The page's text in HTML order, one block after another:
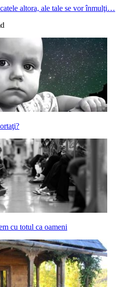
altora, ale tale se vor înmulţi…
cu totul ca oameni